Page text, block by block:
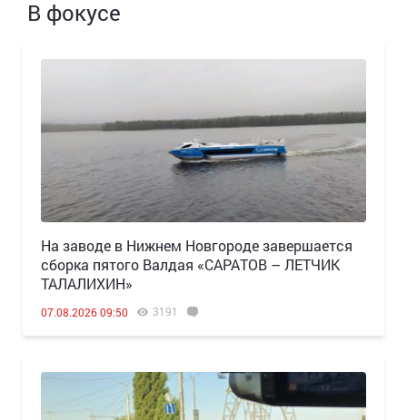
В фокусе
Н️а заводе в Нижнем Новгороде завершается
сборка пятого Валдая «САРАТОВ – ЛЕТЧИК
ТАЛАЛИХИН»
07.08.2026 09:50 3191